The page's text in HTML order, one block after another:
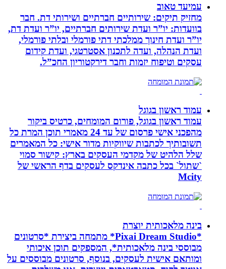
עמיעד טאוב
מחזיק תיקים: שירותיים חברתיים ושירותי דת. חבר
בוועדות: יו”ר ועדת שירותים חברתיים, יו”ר ועדת דת,
יו”ר ועדת חינוך ממלכתי דתי פורמלי ובלתי פורמלי,
ועדת הנהלה, ועדה לתכנון אסטרטגי, ועדת קידום
עסקים וטיפוח יזמות וחבר דירקטוריון החכ”ל.
עמוד ראשון בגוגל
עמוד ראשון בגוגל, פורום המומחים, כרטיס ביקור
מהפכני אישי פרסום של עד 24 מאמרי תוכן המרת כל
תשובותיך לכתבות שיווקיות מדור אישי: כל המאמרים
שלל הלהיט של מקדמי העסקים בארץ: קישור סמוי
`שתול` בכל כתבה אינדקס לעסקים בדף הראשי של
Mcity
בינה מלאכותית יוצרת
*Pixai Dream Studio* מתמחה ביצירת *סרטונים
מבוססי בינה מלאכותית*, המספקים תוכן איכותי
ומותאם אישית לעסקים, בנוסף, סרטונים מבוססים על